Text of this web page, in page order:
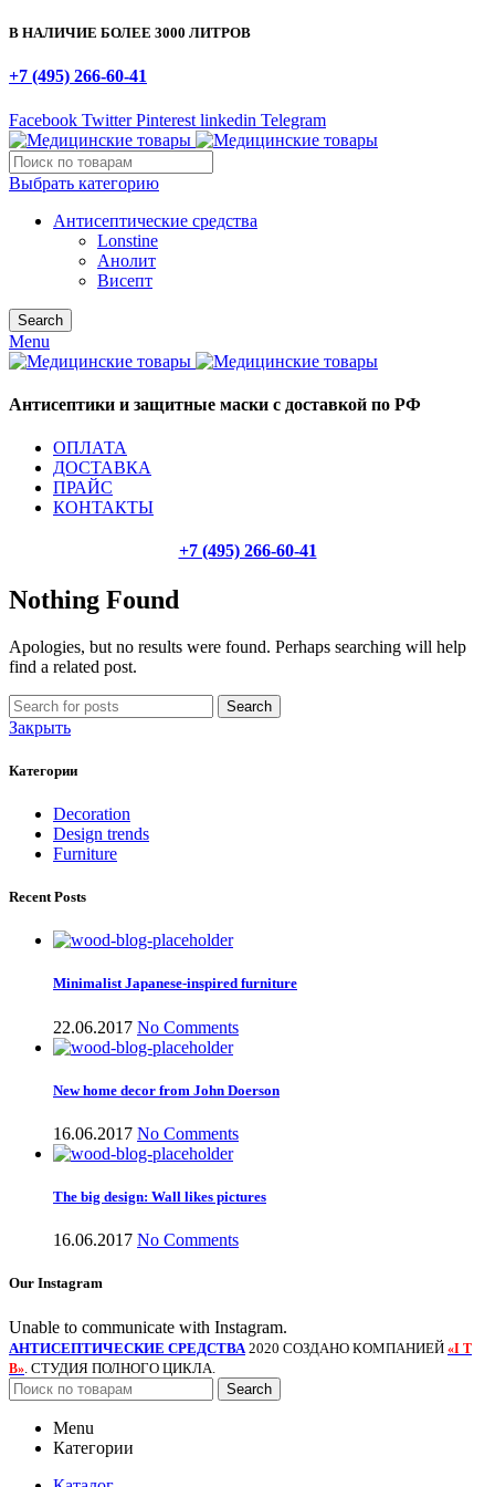
В НАЛИЧИЕ БОЛЕЕ 3000 ЛИТРОВ
+7 (495) 266-60-41
Facebook Twitter Pinterest linkedin Telegram
Выбрать категорию
Антисептические средства
Lonstine
Анолит
Висепт
Search
Menu
Антисептики и защитные маски с доставкой по РФ
ОПЛАТА
ДОСТАВКА
ПРАЙС
КОНТАКТЫ
+7 (495) 266-60-41
Nothing Found
Apologies, but no results were found. Perhaps searching will help
find a related post.
Search
Закрыть
Категории
Decoration
Design trends
Furniture
Recent Posts
Minimalist Japanese-inspired furniture
22.06.2017 No Comments
New home decor from John Doerson
16.06.2017 No Comments
The big design: Wall likes pictures
16.06.2017 No Comments
Our Instagram
Unable to communicate with Instagram.
АНТИСЕПТИЧЕСКИЕ СРЕДСТВА 2020 СОЗДАНО КОМПАНИЕЙ «I T
B» . СТУДИЯ ПОЛНОГО ЦИКЛА.
Search
Menu
Категории